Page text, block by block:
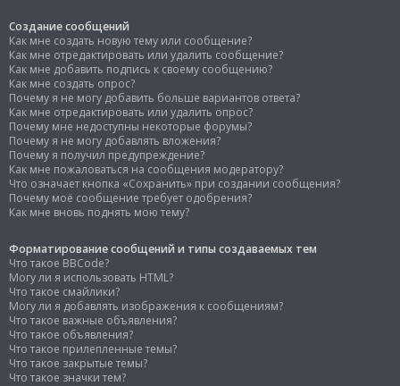
Создание сообщений
Как мне создать новую тему или сообщение?
Как мне отредактировать или удалить сообщение?
Как мне добавить подпись к своему сообщению?
Как мне создать опрос?
Почему я не могу добавить больше вариантов ответа?
Как мне отредактировать или удалить опрос?
Почему мне недоступны некоторые форумы?
Почему я не могу добавлять вложения?
Почему я получил предупреждение?
Как мне пожаловаться на сообщения модератору?
Что означает кнопка «Сохранить» при создании сообщения?
Почему моё сообщение требует одобрения?
Как мне вновь поднять мою тему?
Форматирование сообщений и типы создаваемых тем
Что такое BBCode?
Могу ли я использовать HTML?
Что такое смайлики?
Могу ли я добавлять изображения к сообщениям?
Что такое важные объявления?
Что такое объявления?
Что такое прилепленные темы?
Что такое закрытые темы?
Что такое значки тем?